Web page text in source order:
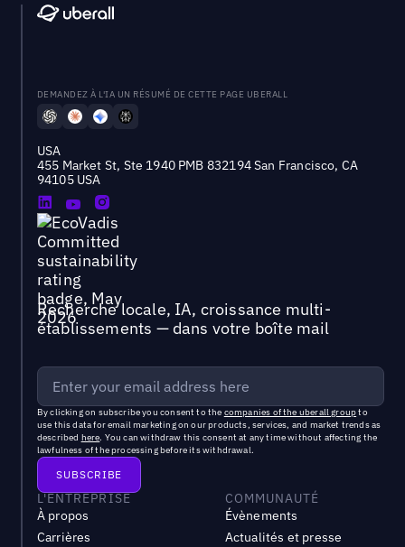
DEMANDEZ À L'IA UN RÉSUMÉ DE CETTE PAGE UBERALL
USA
455 Market St, Ste 1940 PMB 832194 San Francisco, CA
94105 USA
Recherche locale, IA, croissance multi-
établissements — dans votre boîte mail
By clicking on subscribe you consent to the companies of the uberall groupto
use this data for email marketing on our products, services, and market trends as
described here. You can withdraw this consent at any time without affecting the
lawfulness of the processing before its withdrawal.
L'ENTREPRISE
À propos
Carrières
COMMUNAUTÉ
Évènements
Actualités et presse